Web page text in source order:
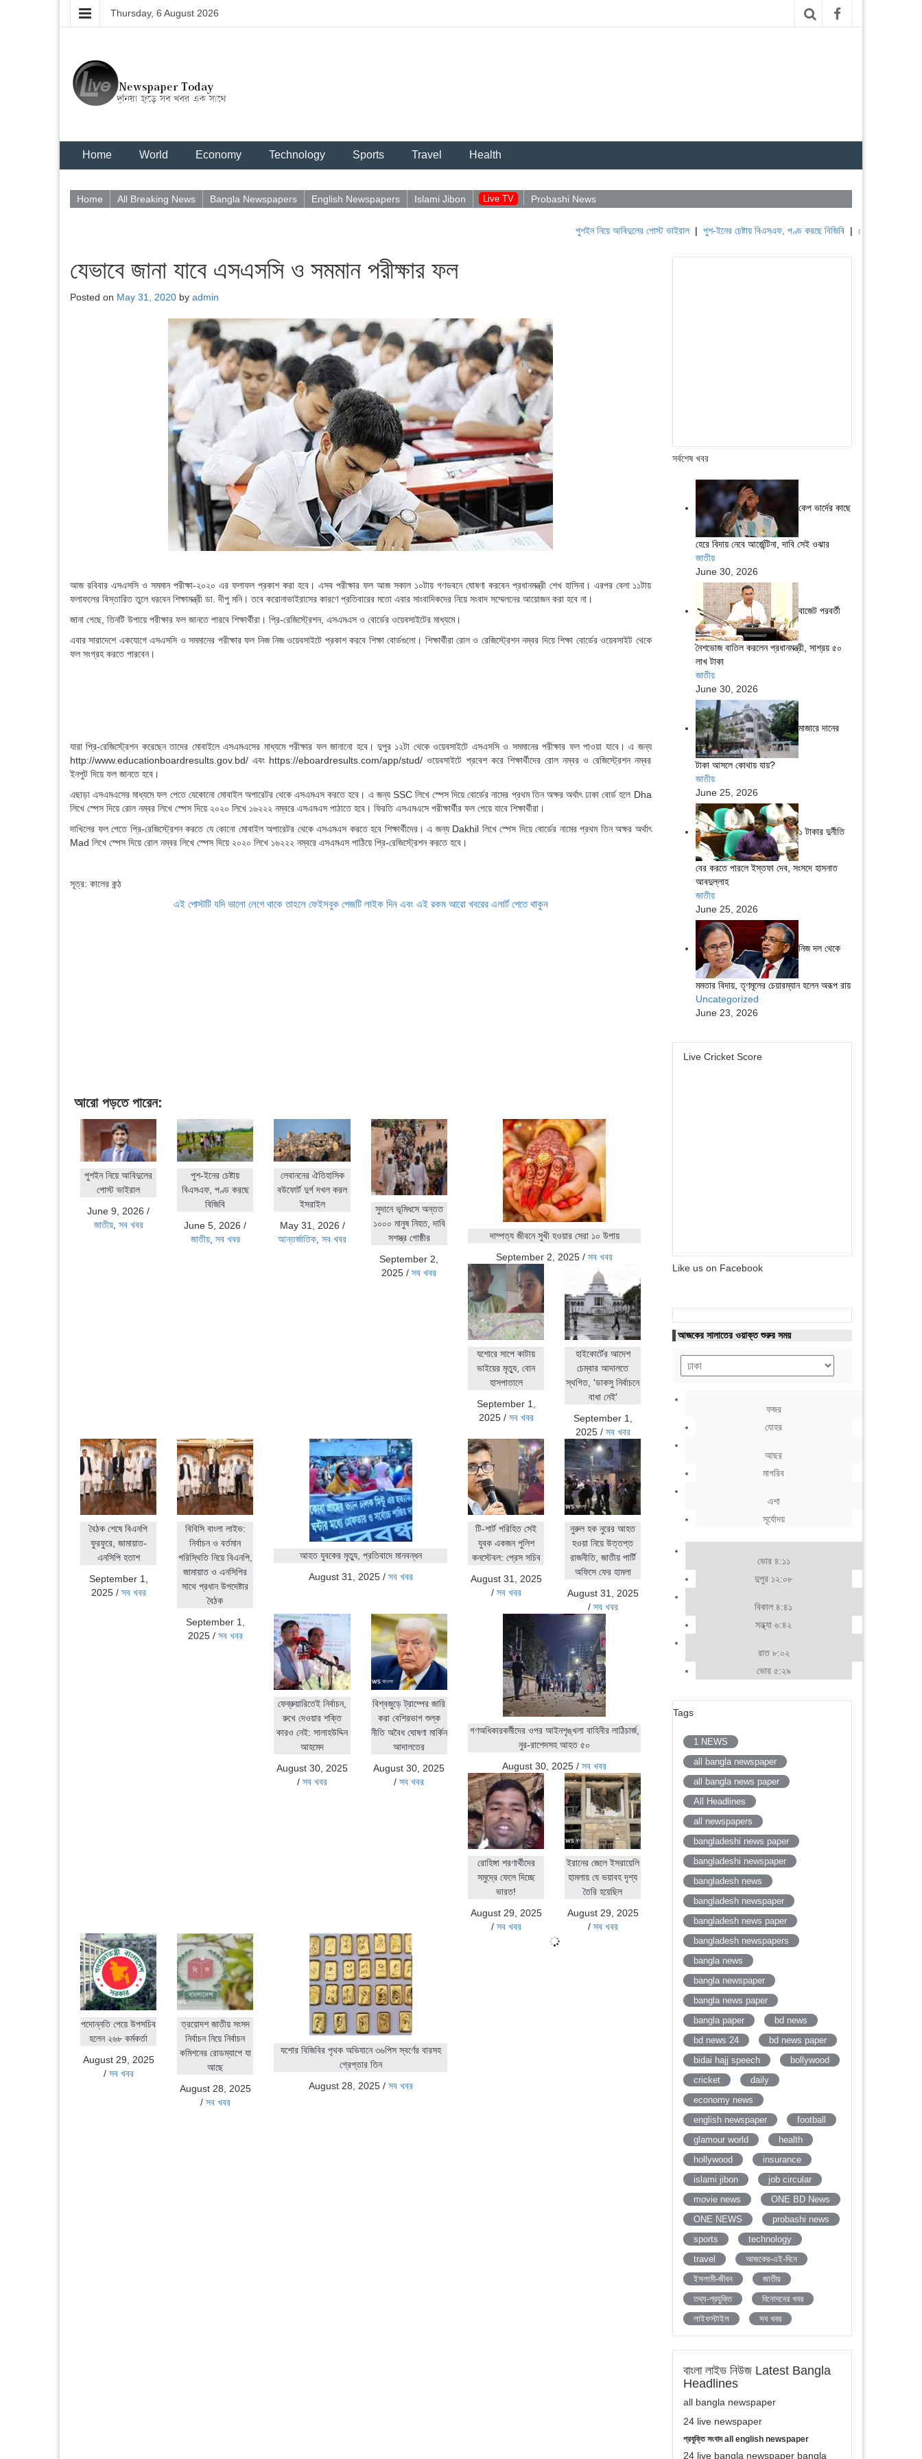
Thursday, 6 August 2026
Home World Economy Technology Sports Travel Health
Home All Breaking News Bangla Newspapers English Newspapers Islami Jibon Live TV Probashi News
পুশইন নিয়ে আবিদুলের পোস্ট ভাইরাল|পুশ-ইনের চেষ্টায় বিএসএফ, পণ্ড করছে বিজিবি|লেবাননের ঐতিহাসিক বউফোর্ট
যেভাবে জানা যাবে এসএসসি ও সমমান পরীক্ষার ফল
Posted on May 31, 2020 by admin
আজ রবিবার এসএসসি ও সমমান পরীক্ষা-২০২০ এর ফলাফল প্রকাশ করা হবে। এসব পরীক্ষার ফল আজ সকাল ১০টায় গণভবনে ঘোষণা করবেন প্রধানমন্ত্রী শেখ হাসিনা। এরপর বেলা ১১টায়
ফলাফলের বিস্তারিত তুলে ধরবেন শিক্ষামন্ত্রী ডা. দীপু মনি। তবে করোনাভাইরাসের কারণে প্রতিবারের মতো এবার সাংবাদিকদের নিয়ে সংবাদ সম্মেলনের আয়োজন করা হবে না।
জানা গেছে, তিনটি উপায়ে পরীক্ষার ফল জানতে পারবে শিক্ষার্থীরা। প্রি-রেজিস্ট্রেশন, এসএমএস ও বোর্ডের ওয়েবসাইটের মাধ্যমে।
এবার সারাদেশে একযোগে এসএসসি ও সমমানের পরীক্ষার ফল নিজ নিজ ওয়েবসাইটে প্রকাশ করবে শিক্ষা বোর্ডগুলো। শিক্ষার্থীরা রোল ও রেজিস্ট্রেশন নম্বর দিয়ে শিক্ষা বোর্ডের ওয়েবসাইট থেকে
ফল সংগ্রহ করতে পারবেন।
যারা প্রি-রেজিস্ট্রেশন করেছেন তাদের মোবাইলে এসএমএসের মাধ্যমে পরীক্ষার ফল জানানো হবে। দুপুর ১২টা থেকে ওয়েবসাইটে এসএসসি ও সমমানের পরীক্ষার ফল পাওয়া যাবে। এ জন্য
http://www.educationboardresults.gov.bd/ এবং https://eboardresults.com/app/stud/ ওয়েবসাইটে প্রবেশ করে শিক্ষার্থীদের রোল নম্বর ও রেজিস্ট্রেশন নম্বর
ইনপুট দিয়ে ফল জানতে হবে।
এছাড়া এসএমএসের মাধ্যমে ফল পেতে যেকোনো মোবাইল অপারেটর থেকে এসএমএস করতে হবে। এ জন্য SSC লিখে স্পেস দিয়ে বোর্ডের নামের প্রথম তিন অক্ষর অর্থাৎ ঢাকা বোর্ড হলে Dha
লিখে স্পেস দিয়ে রোল নম্বর লিখে স্পেস দিয়ে ২০২০ লিখে ১৬২২২ নম্বরে এসএমএস পাঠাতে হবে। ফিরতি এসএমএসে পরীক্ষার্থীর ফল পেয়ে যাবে শিক্ষার্থীরা।
দাখিলের ফল পেতে প্রি-রেজিস্ট্রেশন করতে যে কোনো মোবাইল অপারেটর থেকে এসএমএস করতে হবে শিক্ষার্থীদের। এ জন্য Dakhil লিখে স্পেস দিয়ে বোর্ডের নামের প্রথম তিন অক্ষর অর্থাৎ
Mad লিখে স্পেস দিয়ে রোল নম্বর লিখে স্পেস দিয়ে ২০২০ লিখে ১৬২২২ নম্বরে এসএমএস পাঠিয়ে প্রি-রেজিস্ট্রেশন করতে হবে।
সূত্র: কালের কন্ঠ
এই পোস্টটি যদি ভালো লেগে থাকে তাহলে ফেইসবুক পেজটি লাইক দিন এবং এই রকম আরো খবরের এলার্ট পেতে থাকুন
আরো পড়তে পারেন:
পুশইন নিয়ে আবিদুলের
পোস্ট ভাইরাল
June 9, 2026 /
জাতীয়, সব খবর
পুশ-ইনের চেষ্টায়
বিএসএফ, পণ্ড করছে
বিজিবি
June 5, 2026 /
জাতীয়, সব খবর
লেবাননের ঐতিহাসিক
বউফোর্ট দুর্গ দখল করল
ইসরাইল
May 31, 2026 /
আন্তর্জাতিক,সব খবর
সুদানে ভূমিধসে অন্তত
১০০০ মানুষ নিহত, দাবি
সশস্ত্র গোষ্ঠীর
September 2,
2025 /সব খবর
দাম্পত্য জীবনে সুখী হওয়ার সেরা ১০ উপায়
September 2, 2025 /সব খবর
যশোরে সাপে কাটায়
ভাইয়ের মৃত্যু, বোন
হাসপাতালে
September 1,
2025/ সব খবর
হাইকোর্টের আদেশ
চেম্বার আদালতে
স্থগিত, 'ডাকসু নির্বাচনে
বাধা নেই'
September 1,
2025/ সব খবর
বৈঠক শেষে বিএনপি
ফুরফুরে, জামায়াত-
এনসিপি হতাশ
September 1,
2025/ সব খবর
বিবিসি বাংলা লাইভ:
নির্বাচন ও বর্তমান
পরিস্থিতি নিয়ে বিএনপি,
জামায়াত ও এনসিপির
সাথে প্রধান উপদেষ্টার
বৈঠক
September 1,
2025/ সব খবর
আহত যুবকের মৃত্যু, প্রতিবাদে মানবন্ধন
August 31, 2025/ সব খবর
টি-শার্ট পরিহিত সেই
যুবক একজন পুলিশ
কনস্টেবল: প্রেস সচিব
August 31, 2025
/ সব খবর
নুরুল হক নুরের আহত
হওয়া নিয়ে উত্তপ্ত
রাজনীতি, জাতীয় পার্টি
অফিসে ফের হামলা
August 31, 2025
/ সব খবর
ফেব্রুয়ারিতেই নির্বাচন,
রুখে দেওয়ার শক্তি
কারও নেই: সালাহউদ্দিন
আহমেদ
August 30, 2025
/সব খবর
বিশ্বজুড়ে ট্রাম্পের জারি
করা বেশিরভাগ শুল্ক
নীতি অবৈধ ঘোষণা মার্কিন
আদালতের
August 30, 2025
/সব খবর
গণঅধিকারকর্মীদের ওপর আইনশৃঙ্খলা বাহিনীর লাঠিচার্জ,
নুর-রাশেদসহ আহত ৫০
August 30, 2025 /সব খবর
রোহিঙ্গা শরণার্থীদের
সমুদ্রে ফেলে দিচ্ছে
ভারত!
August 29, 2025
/ সব খবর
ইরানের জেলে ইসরায়েলি
হামলায় যে ভয়াবহ দৃশ্য
তৈরি হয়েছিল
August 29, 2025
/ সব খবর
পদোন্নতি পেয়ে উপসচিব
হলেন ২৬৮ কর্মকর্তা
August 29, 2025
/ সব খবর
ত্রয়োদশ জাতীয় সংসদ
নির্বাচন নিয়ে নির্বাচন
কমিশনের রোডম্যাপে যা
আছে
August 28, 2025
/ সব খবর
যশোর বিজিবির পৃথক অভিযানে ৩৬পিস স্বর্ণের বারসহ
গ্রেপ্তার তিন
August 28, 2025/ সব খবর
সর্বশেষ খবর
কেপ ভার্দের কাছে
হেরে বিদায় নেবে আর্জেন্টিনা, দাবি সেই ওঝার
জাতীয়
June 30, 2026
বাজেট পরবর্তী
নৈশভোজ বাতিল করলেন প্রধানমন্ত্রী, সাশ্রয় ৫০
লাখ টাকা
জাতীয়
June 30, 2026
মাজারে দানের
টাকা আসলে কোথায় যায়?
জাতীয়
June 25, 2026
১ টাকার দুর্নীতি
বের করতে পারলে ইস্তফা দেব, সংসদে হাসনাত
আবদুল্লাহ
জাতীয়
June 25, 2026
নিজ দল থেকে
মমতার বিদায়, তৃণমূলের চেয়ারম্যান হলেন অরূপ রায়
Uncategorized
June 23, 2026
Live Cricket Score
Like us on Facebook
আজকের সালাতের ওয়াক্ত শুরুর সময়
ফজর
যোহর
আছর
মাগরিব
এশা
সূর্যোদয়
ভোর ৪:১১
দুপুর ১২:০৮
বিকাল ৪:৪১
সন্ধ্যা ৬:৪২
রাত ৮:০২
ভোর ৫:২৯
Tags
1 NEWS
all bangla newspaper
all bangla news paper
All Headlines
all newspapers
bangladeshi news paper
bangladeshi newspaper
bangladesh news
bangladesh newspaper
bangladesh news paper
bangladesh newspapers
bangla news
bangla newspaper
bangla news paper
bangla paper
bd news
bd news 24
bd news paper
bidai hajj speech
bollywood
cricket
daily
economy news
english newspaper
football
glamour world
health
hollywood
insurance
islami jibon
job circular
movie news
ONE BD News
ONE NEWS
probashi news
sports
technology
travel
আজকের-এই-দিনে
ইসলামী-জীবন
জাতীয়
তথ্য-প্রযুক্তি
বিনোদনের খবর
লাইফস্টাইল
সব খবর
বাংলা লাইভ নিউজ Latest Bangla
Headlines
all bangla newspaper
24 live newspaper
প্রযুক্তি সংবাদ all english newspaper
24 live bangla newspaper bangla